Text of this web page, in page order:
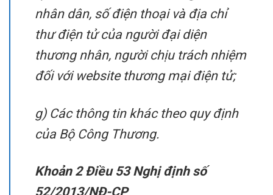
nhân dân, số điện thoại và địa chỉ
thư điện tử của người đại diện
thương nhân, người chịu trách nhiệm
đối với website thương mại điện tử;
g) Các thông tin khác theo quy định
của Bộ Công Thương.
Khoản 2 Điều 53 Nghị định số
52/2013/NĐ-CP